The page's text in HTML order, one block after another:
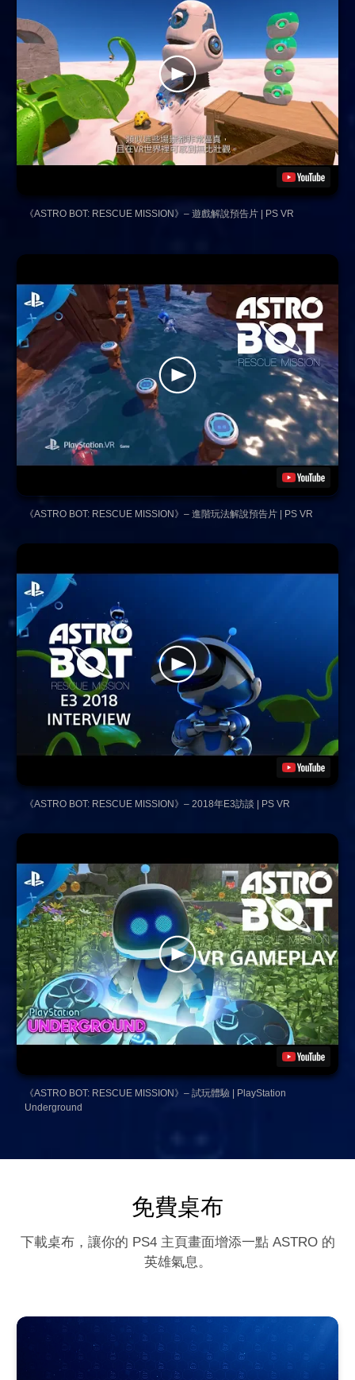
《ASTRO BOT: RESCUE MISSION》– 遊戲解說預告片 | PS VR
《ASTRO BOT: RESCUE MISSION》– 進階玩法解說預告片 | PS VR
《ASTRO BOT: RESCUE MISSION》– 2018年E3訪談 | PS VR
《ASTRO BOT: RESCUE MISSION》– 試玩體驗 | PlayStation
Underground
免費桌布
下載桌布，讓你的 PS4 主頁畫面增添一點 ASTRO 的
英雄氣息。